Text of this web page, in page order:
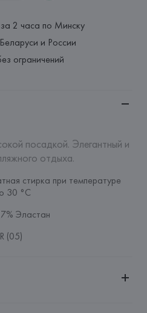
2 часа по Минску
и России
ограничений
посадкой. Элегантный и
отдыха.
стирка при температуре
30 °C
Эластан
(05)